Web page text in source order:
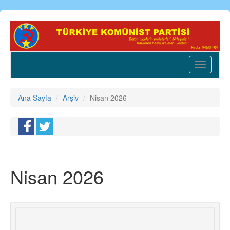
Ana
içeriğe
Toggle
Ana Sayfa Arşiv Nisan 2026
Nisan 2026